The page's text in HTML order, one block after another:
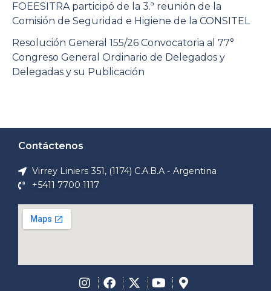
FOEESITRA participó de la 3.ª reunión de la
Comisión de Seguridad e Higiene de la CONSITEL
Resolución General 155/26 Convocatoria al 77°
Congreso General Ordinario de Delegados y
Delegadas y su Publicación
Contáctenos
Virrey Liniers 351, (1174) C.A.B.A - Argentina
+5411 7700 1117